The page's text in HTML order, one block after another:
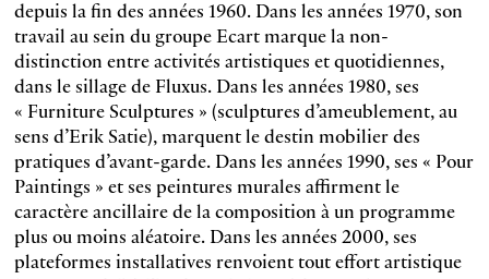
depuis la fin des années 1960. Dans les années 1970, son
travail au sein du groupe Ecart marque la non-
distinction entre activités artistiques et quotidiennes,
dans le sillage de Fluxus. Dans les années 1980, ses
« Furniture Sculptures » (sculptures d’ameublement, au
sens d’Erik Satie), marquent le destin mobilier des
pratiques d’avant-garde. Dans les années 1990, ses « Pour
Paintings » et ses peintures murales affirment le
caractère ancillaire de la composition à un programme
plus ou moins aléatoire. Dans les années 2000, ses
plateformes installatives renvoient tout effort artistique